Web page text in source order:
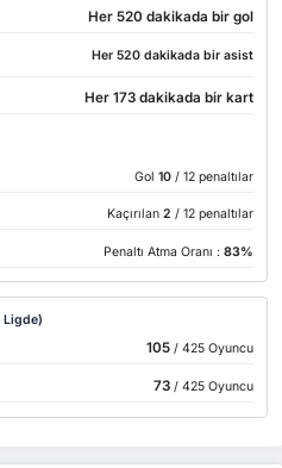
Her 520 dakikada bir gol
Her 520 dakikada bir asist
Her 173 dakikada bir kart
Gol 10 / 12 penaltılar
Kaçırılan 2 / 12 penaltılar
Penaltı Atma Oranı : 83%
Ligde)
105/ 425 Oyuncu
73/ 425 Oyuncu